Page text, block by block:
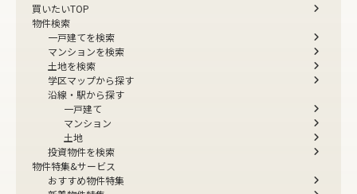
買いたいTOP
物件検索
一戸建てを検索
マンションを検索
土地を検索
学区マップから探す
沿線・駅から探す
一戸建て
マンション
土地
投資物件を検索
物件特集&サービス
おすすめ物件特集